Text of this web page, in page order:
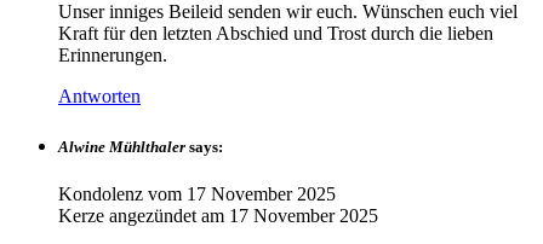
Unser inniges Beileid senden wir euch. Wünschen euch viel
Kraft für den letzten Abschied und Trost durch die lieben
Erinnerungen.
Antworten
Alwine Mühlthaler says:
Kondolenz vom 17 November 2025
Kerze angezündet am 17 November 2025